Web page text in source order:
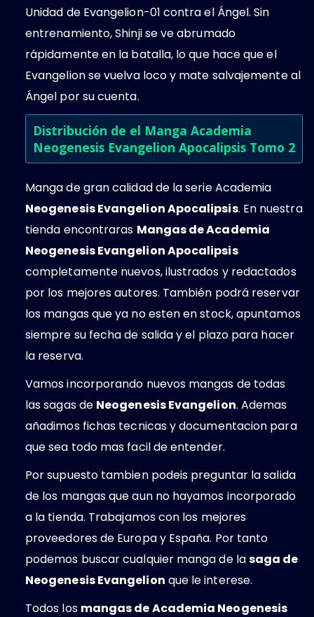
Unidad de Evangelion-01 contra el Ángel. Sin
entrenamiento, Shinji se ve abrumado
rápidamente en la batalla, lo que hace que el
Evangelion se vuelva loco y mate salvajemente al
Ángel por su cuenta.
Distribución de el Manga Academia
Neogenesis Evangelion Apocalipsis Tomo 2
Manga de gran calidad de la serie Academia
Neogenesis Evangelion Apocalipsis. En nuestra
tienda encontraras Mangas de Academia
Neogenesis Evangelion Apocalipsis
completamente nuevos, ilustrados y redactados
por los mejores autores. También podrá reservar
los mangas que ya no esten en stock, apuntamos
siempre su fecha de salida y el plazo para hacer
la reserva.
Vamos incorporando nuevos mangas de todas
las sagas de Neogenesis Evangelion. Ademas
añadimos fichas tecnicas y documentacion para
que sea todo mas facil de entender.
Por supuesto tambien podeis preguntar la salida
de los mangas que aun no hayamos incorporado
a la tienda. Trabajamos con los mejores
proveedores de Europa y España. Por tanto
podemos buscar cualquier manga de lasaga de
Neogenesis Evangelion que le interese.
Todos los mangas de Academia Neogenesis